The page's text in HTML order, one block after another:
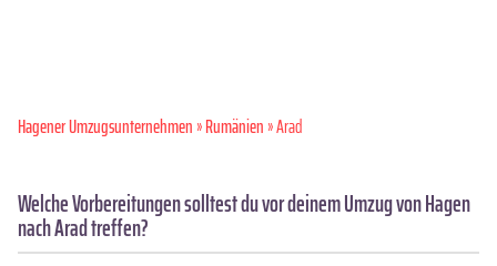
Hagener Umzugsunternehmen»Rumänien» Arad
Welche Vorbereitungen solltest du vor deinem Umzug von Hagen
nach Arad treffen?